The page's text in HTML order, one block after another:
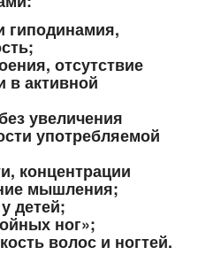
гиподинамия,
отсутствие
в активной
увеличения
употребляемой
концентрации
мышления;
детей;
ног»;
волос и ногтей.